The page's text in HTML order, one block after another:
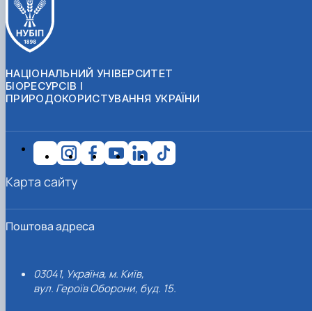
НАЦІОНАЛЬНИЙ УНІВЕРСИТЕТ
БІОРЕСУРСІВ І
ПРИРОДОКОРИСТУВАННЯ УКРАЇНИ
Поштова адреса
03041, Україна, м. Київ,
вул. Героїв Оборони, буд. 15.
Карта сайту